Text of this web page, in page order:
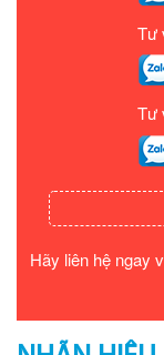
Tư
Tư
Hãy liên hệ ngay